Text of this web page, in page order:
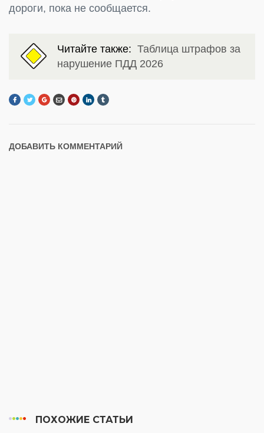
дороги, пока не сообщается.
Читайте также: Таблица штрафов за
нарушение ПДД 2026
ДОБАВИТЬ КОММЕНТАРИЙ
ПОХОЖИЕ СТАТЬИ